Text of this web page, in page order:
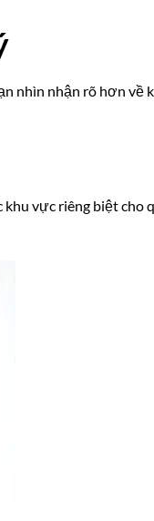
nhìn nhận rõ hơn về
vực riêng biệt